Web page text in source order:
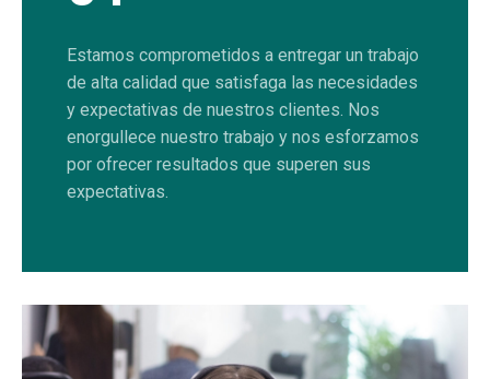
Estamos comprometidos a entregar un trabajo
de alta calidad que satisfaga las necesidades
y expectativas de nuestros clientes. Nos
enorgullece nuestro trabajo y nos esforzamos
por ofrecer resultados que superen sus
expectativas.